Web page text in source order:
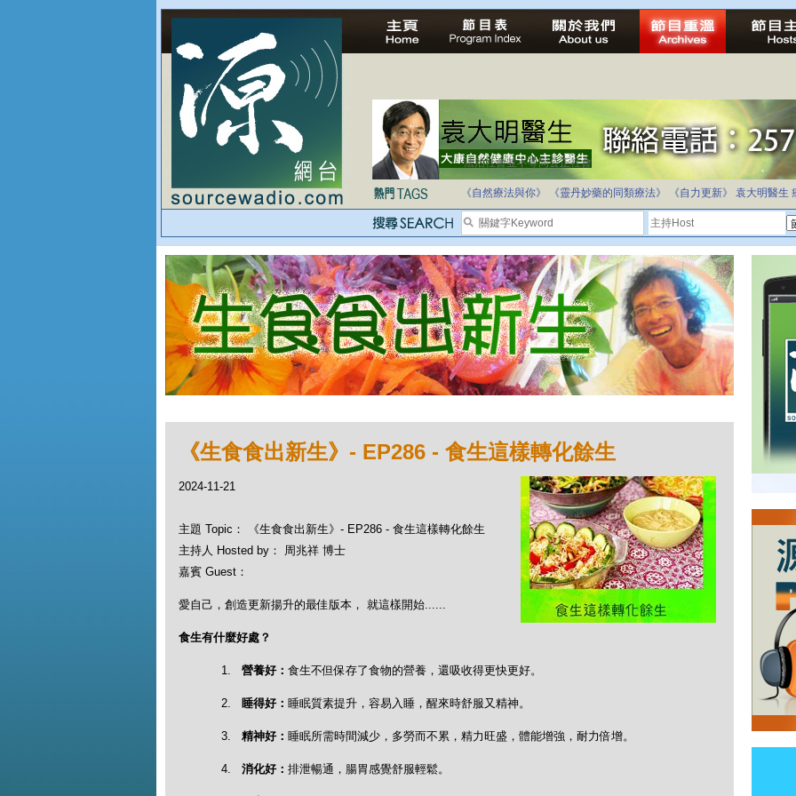
法治社會並不等同公正社會
自家教育合法化-推動多元化教育，全民學卷制
《自然療法與你》 《靈丹妙藥的同類療法》 《自力更新》 袁大明醫生
《生食食出新生》- EP286 - 食生這樣轉化餘生
2024-11-21
主題 Topic： 《生食食出新生》- EP286 - 食生這樣轉化餘生
主持人 Hosted by： 周兆祥 博士
嘉賓 Guest：
愛自己，創造更新揚升的最佳版本， 就這樣開始......
食生有什麼好處？
1. 營養好： 食生不但保存了食物的營養，還吸收得更快更好。
2. 睡得好： 睡眠質素提升，容易入睡，醒來時舒服又精神。
3. 精神好： 睡眠所需時間減少，多勞而不累，精力旺盛，體能增強，耐力倍增。
4. 消化好： 排泄暢通，腸胃感覺舒服輕鬆。